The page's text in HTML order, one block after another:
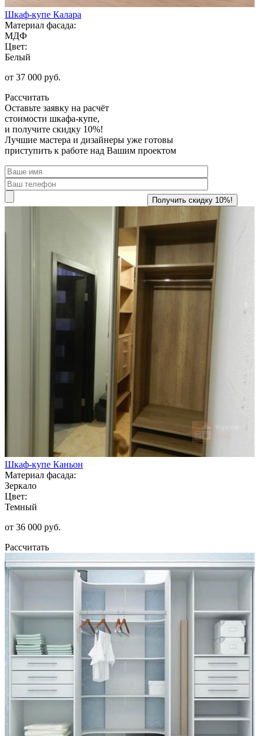
Шкаф-купе Калара
Материал фасада:
МДФ
Цвет:
Белый
от 37 000 руб.
Рассчитать
Оставьте заявку на расчёт
стоимости шкафа-купе,
и получите скидку 10%!
Лучшие мастера и дизайнеры уже готовы
приступить к работе над Вашим проектом
Шкаф-купе Каньон
Материал фасада:
Зеркало
Цвет:
Темный
от 36 000 руб.
Рассчитать